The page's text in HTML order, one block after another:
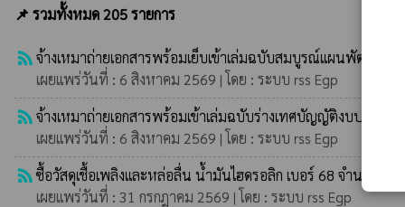
📌 รวมทั้งหมด 205 รายการ
rss_feedจ้างเหมาถ่ายเอกสารพร้อมเย็บเข้าเล่มฉบับสมบูรณ์แผนพัฒนาท้
เผยแพร่วันที่ : 6 สิงหาคม 2569 | โดย : ระบบ rss Egp
rss_feedจ้างเหมาถ่ายเอกสารพร้อมเข้าเล่มฉบับร่างเทศบัญญัติงบประม
เผยแพร่วันที่ : 6 สิงหาคม 2569 | โดย : ระบบ rss Egp
rss_feedซื้อวัสดุเชื้อเพลิงและหล่อลื่น น้ำมันไฮดรอลิก เบอร์ 68 จำนวน 36
เผยแพร่วันที่ : 31 กรกฎาคม 2569 | โดย : ระบบ rss Egp